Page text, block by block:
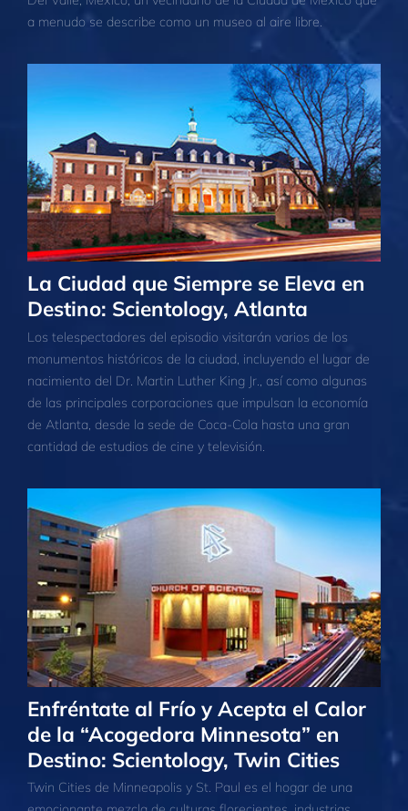
a menudo se describe como un museo al aire libre.
La Ciudad que Siempre se Eleva en
Destino: Scientology, Atlanta
Los telespectadores del episodio visitarán varios de los
monumentos históricos de la ciudad, incluyendo el lugar de
nacimiento del Dr. Martin Luther King Jr., así como algunas
de las principales corporaciones que impulsan la economía
de Atlanta, desde la sede de Coca-Cola hasta una gran
cantidad de estudios de cine y televisión.
Enfréntate al Frío y Acepta el Calor
de la “Acogedora Minnesota” en
Destino: Scientology, Twin Cities
Twin Cities de Minneapolis y St. Paul es el hogar de una